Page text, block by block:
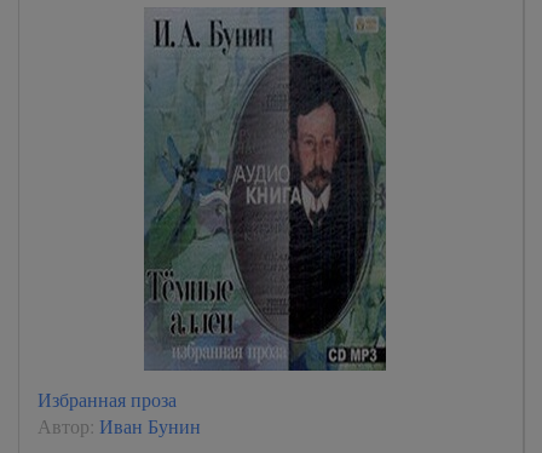
Избранная проза
Автор: Иван Бунин